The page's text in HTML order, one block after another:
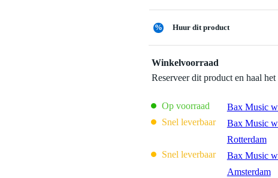
% Huur dit product
Winkelvoorraad
Reserveer dit product en haal
Op voorraad Bax Music
Snel leverbaar
Bax Music
Rotterdam
Snel leverbaar
Bax Music
Amsterdam